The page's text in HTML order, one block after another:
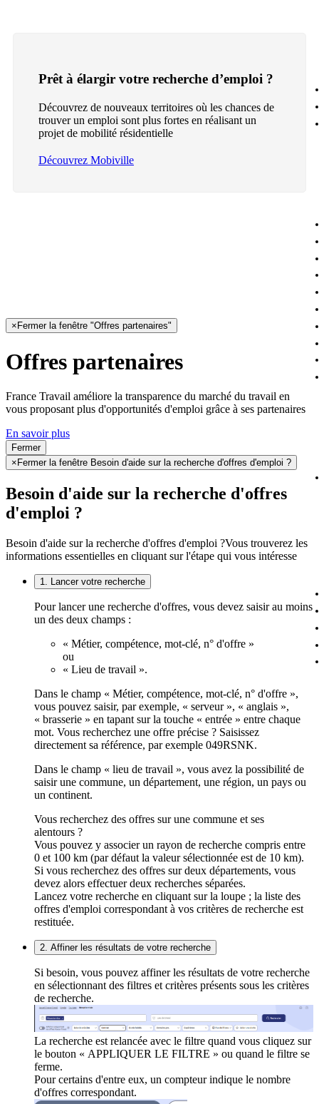
Prêt à élargir votre recherche d’emploi ?
Découvrez de nouveaux territoires où les chances de
trouver un emploi sont plus fortes en réalisant un
projet de mobilité résidentielle
Découvrez Mobiville
× Fermer la fenêtre "Offres partenaires"
Offres partenaires
France Travail améliore la transparence du marché du travail en
vous proposant plus d'opportunités d'emploi grâce à ses partenaires
En savoir plus
Fermer
× Fermer la fenêtre Besoin d'aide sur la recherche d'offres d'emploi ?
Besoin d'aide sur la recherche d'offres
d'emploi ?
Besoin d'aide sur la recherche d'offres d'emploi ?Vous trouverez les
informations essentielles en cliquant sur l'étape qui vous intéresse
1. Lancer votre recherche
Pour lancer une recherche d'offres, vous devez saisir au moins
un des deux champs :
« Métier, compétence, mot-clé, n° d'offre »
ou
« Lieu de travail ».
Dans le champ « Métier, compétence, mot-clé, n° d'offre »,
vous pouvez saisir, par exemple, « serveur », « anglais »,
« brasserie » en tapant sur la touche « entrée » entre chaque
mot. Vous recherchez une offre précise ? Saisissez
directement sa référence, par exemple 049RSNK.
Dans le champ « lieu de travail », vous avez la possibilité de
saisir une commune, un département, une région, un pays ou
un continent.
Vous recherchez des offres sur une commune et ses
alentours ?
Vous pouvez y associer un rayon de recherche compris entre
0 et 100 km (par défaut la valeur sélectionnée est de 10 km).
Si vous recherchez des offres sur deux départements, vous
devez alors effectuer deux recherches séparées.
Lancez votre recherche en cliquant sur la loupe ; la liste des
offres d'emploi correspondant à vos critères de recherche est
restituée.
2. Affiner les résultats de votre recherche
Si besoin, vous pouvez affiner les résultats de votre recherche
en sélectionnant des filtres et critères présents sous les critères
de recherche.
La recherche est relancée avec le filtre quand vous cliquez sur
le bouton « APPLIQUER LE FILTRE » ou quand le filtre se
ferme.
Pour certains d'entre eux, un compteur indique le nombre
d'offres correspondant.